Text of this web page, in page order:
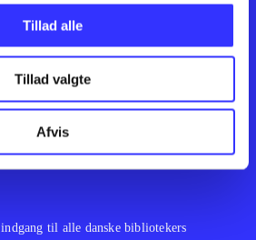
Tillad alle
Tillad valgte
Afvis Feedback
til alle danske bibliotekers
Artikler
Film
Musik
Noder